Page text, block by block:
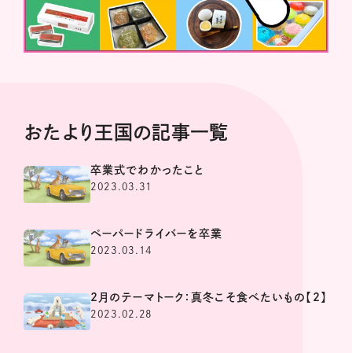
おたより王国の記事一覧
卒業式でわかったこと
2023.03.31
ペーパードライバーを卒業
2023.03.14
2月のテーマトーク：真冬こそ食べたいもの【2】
2023.02.28